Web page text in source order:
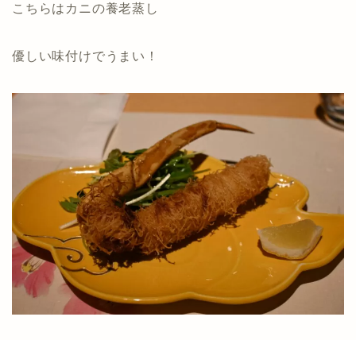
こちらはカニの養老蒸し
優しい味付けでうまい！